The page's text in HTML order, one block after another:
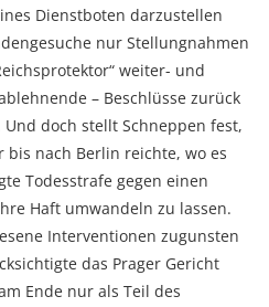
Dienstboten darzustellen
nur Stellungnahmen
weiter- und
– Beschlüsse zurück
doch stellt Schneppen fest,
bis nach Berlin reichte, wo es
Todesstrafe gegen einen
Haft umwandeln zu lassen.
Interventionen zugunsten
das Prager Gericht
Ende nur als Teil des